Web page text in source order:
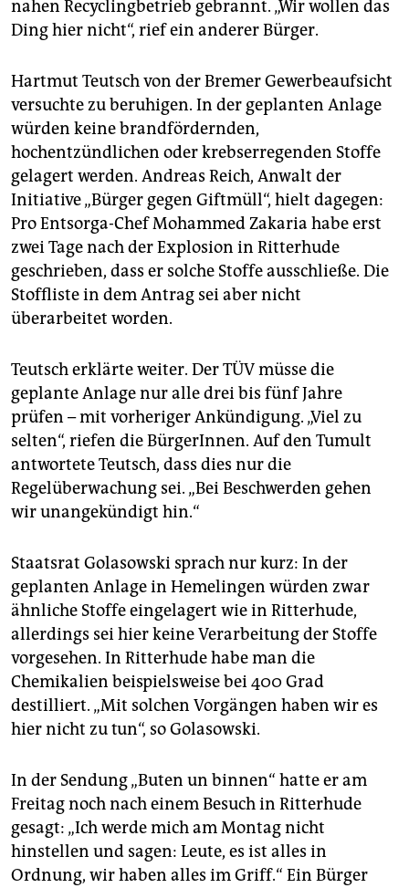
nahen Recyclingbetrieb gebrannt. „Wir wollen das
Ding hier nicht“, rief ein anderer Bürger.
Hartmut Teutsch von der Bremer Gewerbeaufsicht
versuchte zu beruhigen. In der geplanten Anlage
würden keine brandfördernden,
hochentzündlichen oder krebserregenden Stoffe
gelagert werden. Andreas Reich, Anwalt der
Initiative „Bürger gegen Giftmüll“, hielt dagegen:
Pro Entsorga-Chef Mohammed Zakaria habe erst
zwei Tage nach der Explosion in Ritterhude
geschrieben, dass er solche Stoffe ausschließe. Die
Stoffliste in dem Antrag sei aber nicht
überarbeitet worden.
Teutsch erklärte weiter. Der TÜV müsse die
geplante Anlage nur alle drei bis fünf Jahre
prüfen – mit vorheriger Ankündigung. „Viel zu
selten“, riefen die BürgerInnen. Auf den Tumult
antwortete Teutsch, dass dies nur die
Regelüberwachung sei. „Bei Beschwerden gehen
wir unangekündigt hin.“
Staatsrat Golasowski sprach nur kurz: In der
geplanten Anlage in Hemelingen würden zwar
ähnliche Stoffe eingelagert wie in Ritterhude,
allerdings sei hier keine Verarbeitung der Stoffe
vorgesehen. In Ritterhude habe man die
Chemikalien beispielsweise bei 400 Grad
destilliert. „Mit solchen Vorgängen haben wir es
hier nicht zu tun“, so Golasowski.
In der Sendung „Buten un binnen“ hatte er am
Freitag noch nach einem Besuch in Ritterhude
gesagt: „Ich werde mich am Montag nicht
hinstellen und sagen: Leute, es ist alles in
Ordnung, wir haben alles im Griff.“ Ein Bürger